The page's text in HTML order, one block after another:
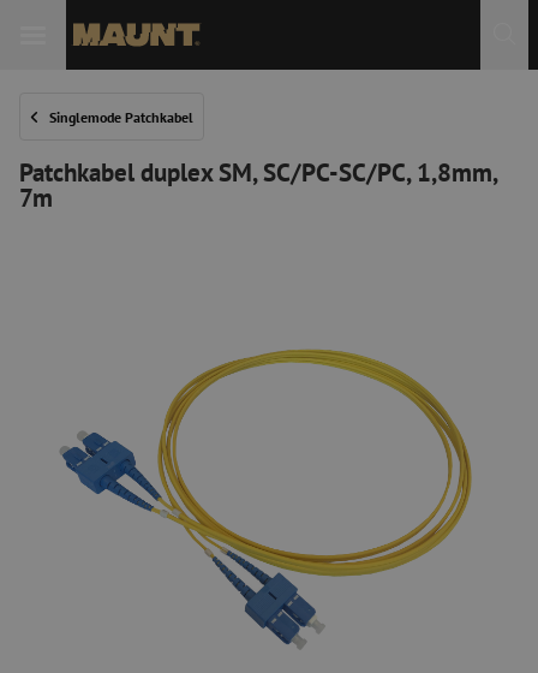
Singlemode Patchkabel
Patchkabel duplex SM, SC/PC-SC/PC, 1,8mm,
7m